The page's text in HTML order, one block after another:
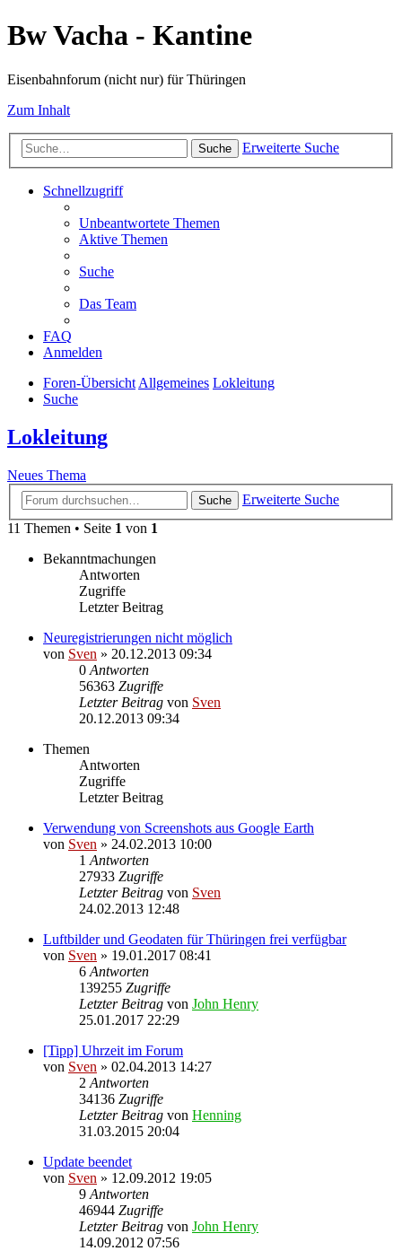
Bw Vacha - Kantine
Eisenbahnforum (nicht nur) für Thüringen
Zum Inhalt
Suche Erweiterte Suche
Schnellzugriff
Unbeantwortete Themen
Aktive Themen
Suche
Das Team
FAQ
Anmelden
Foren-ÜbersichtAllgemeines Lokleitung
Suche
Lokleitung
Neues Thema
Suche
Erweiterte Suche
11 Themen • Seite 1 von 1
Bekanntmachungen
Antworten
Zugriffe
Letzter Beitrag
Neuregistrierungen nicht möglich
von Sven » 20.12.2013 09:34
0 Antworten
56363 Zugriffe
Letzter Beitrag von Sven
20.12.2013 09:34
Themen
Antworten
Zugriffe
Letzter Beitrag
Verwendung von Screenshots aus Google Earth
von Sven » 24.02.2013 10:00
1 Antworten
27933 Zugriffe
Letzter Beitrag von Sven
24.02.2013 12:48
Luftbilder und Geodaten für Thüringen frei verfügbar
von Sven » 19.01.2017 08:41
6 Antworten
139255 Zugriffe
Letzter Beitrag von John Henry
25.01.2017 22:29
[Tipp] Uhrzeit im Forum
von Sven » 02.04.2013 14:27
2 Antworten
34136 Zugriffe
Letzter Beitrag von Henning
31.03.2015 20:04
Update beendet
von Sven » 12.09.2012 19:05
9 Antworten
46944 Zugriffe
Letzter Beitrag von John Henry
14.09.2012 07:56